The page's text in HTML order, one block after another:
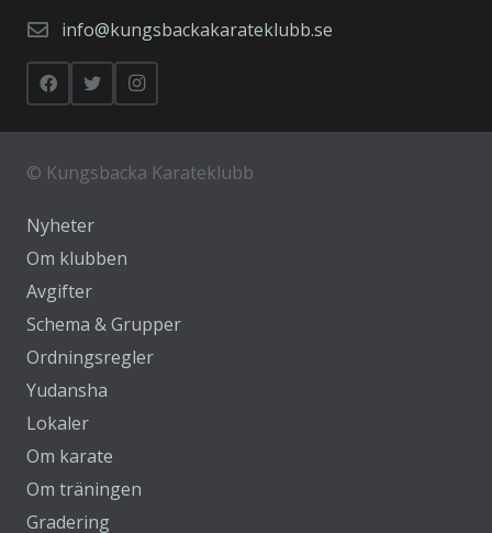
info@kungsbackakarateklubb.se
© Kungsbacka Karateklubb
Nyheter
Om klubben
Avgifter
Schema & Grupper
Ordningsregler
Yudansha
Lokaler
Om karate
Om träningen
Gradering